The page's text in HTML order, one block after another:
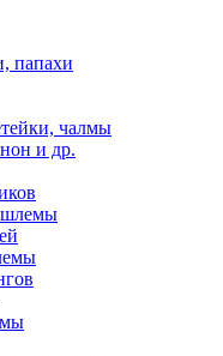
папахи
чалмы
и др.
шлемы